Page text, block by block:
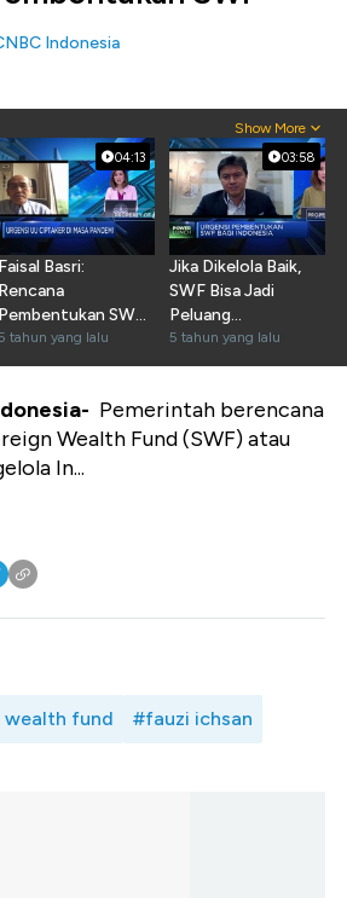
Indonesia
Show More
04:13
Faisal Basri:
Rencana
Pembentukan SWF
RI Berisiko Tinggi
5 tahun yang lalu
03:58
Jika Dikelola Baik,
SWF Bisa Jadi
Peluang
Pengembangan
BUMN
5 tahun yang lalu
Pemerintah berencana
Wealth Fund (SWF) atau
In...
wealth fund #fauzi ichsan